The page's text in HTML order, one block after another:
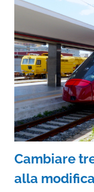
Cambiare
alla